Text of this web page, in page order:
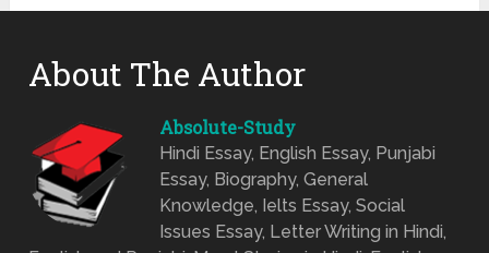
About The Author
Absolute-Study
Hindi Essay, English Essay, Punjabi
Essay, Biography, General
Knowledge, Ielts Essay, Social
Issues Essay, Letter Writing in Hindi,